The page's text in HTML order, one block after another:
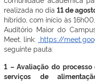
realizada no dia 11 de
híbrido, com início às
Auditório Maior do
Meet, link: https://
seguinte pauta:
1 – Avaliação do
serviços de